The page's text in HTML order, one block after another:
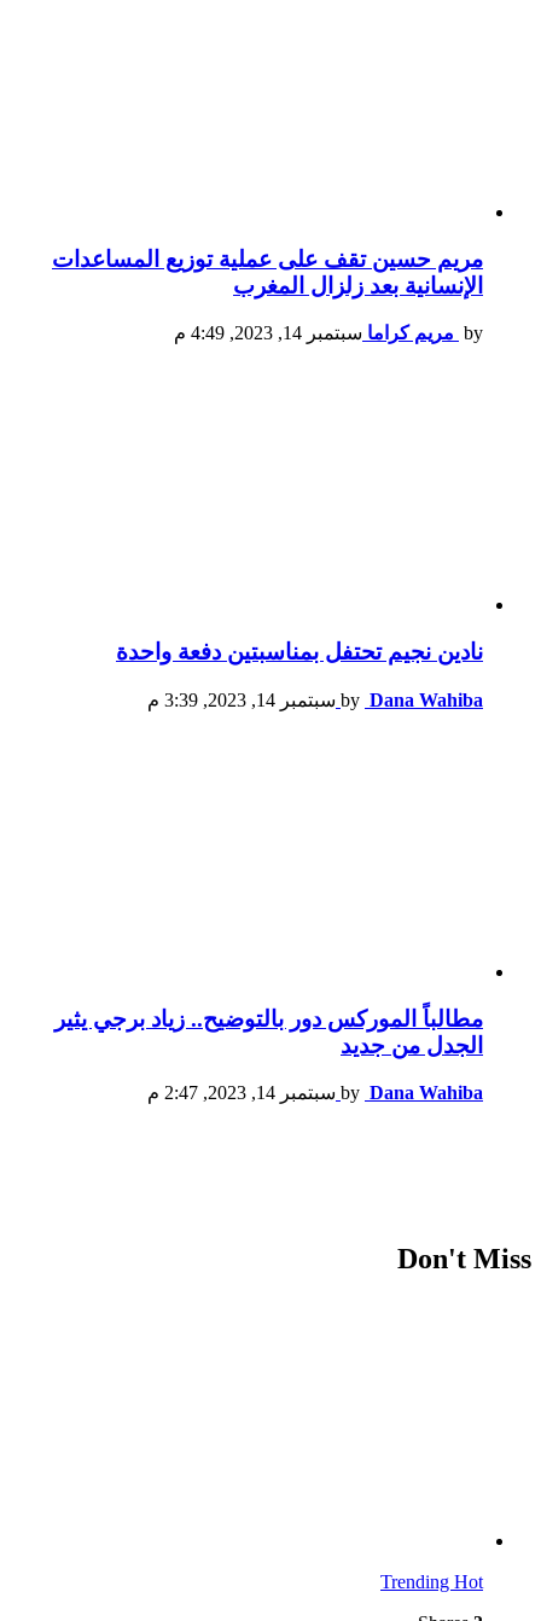
مريم حسين تقف على عملية توزيع المساعدات
الإنسانية بعد زلزال المغرب
by مريم كراما سبتمبر 14, 2023, 4:49 م
نادين نجيم تحتفل بمناسبتين دفعة واحدة
by Dana Wahiba سبتمبر 14, 2023, 3:39 م
مطالباً الموركس دور بالتوضيح.. زياد برجي يثير
الجدل من جديد
by Dana Wahiba سبتمبر 14, 2023, 2:47 م
Don't Miss
Trending Hot